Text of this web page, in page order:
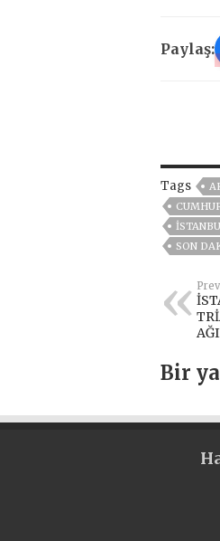
Paylaş:
Tags
SON
Bir